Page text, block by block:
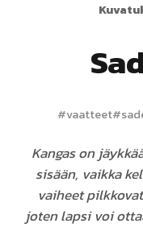
#vaatteet#
Kangas on
sisään, vaikka
vaiheet
joten lapsi voi